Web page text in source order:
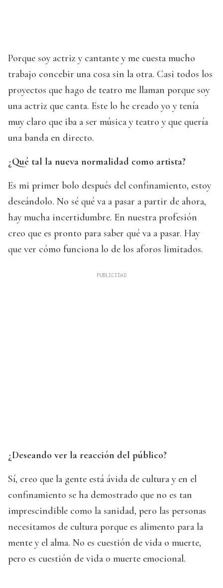
Porque soy actriz y cantante y me cuesta mucho
trabajo concebir una cosa sin la otra. Casi todos los
proyectos que hago de teatro me llaman porque soy
una actriz que canta. Este lo he creado yo y tenía
muy claro que iba a ser música y teatro y que quería
una banda en directo.
¿Qué tal la nueva normalidad como artista?
Es mi primer bolo después del confinamiento, estoy
deseándolo. No sé qué va a pasar a partir de ahora,
hay mucha incertidumbre. En nuestra profesión
creo que es pronto para saber qué va a pasar. Hay
que ver cómo funciona lo de los aforos limitados.
¿Deseando ver la reacción del público?
Sí, creo que la gente está ávida de cultura y en el
confinamiento se ha demostrado que no es tan
imprescindible como la sanidad, pero las personas
necesitamos de cultura porque es alimento para la
mente y el alma. No es cuestión de vida o muerte,
pero es cuestión de vida o muerte emocional.